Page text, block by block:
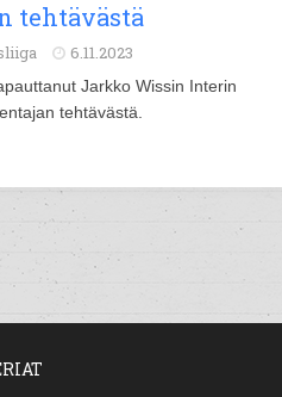
tehtävästä
6.11.2023
Jarkko Wissin Interin
tehtävästä.